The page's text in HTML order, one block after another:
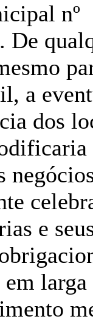
nº
De
a
dos
e
em